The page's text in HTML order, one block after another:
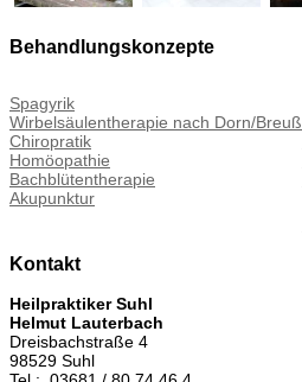
Behandlungskonzepte
Spagyrik
Wirbelsäulentherapie nach Dorn/Breuß
Chiropratik
Homöopathie
Bachblütentherapie
Akupunktur
Kontakt
Heilpraktiker Suhl
Helmut Lauterbach
Dreisbachstraße 4
98529 Suhl